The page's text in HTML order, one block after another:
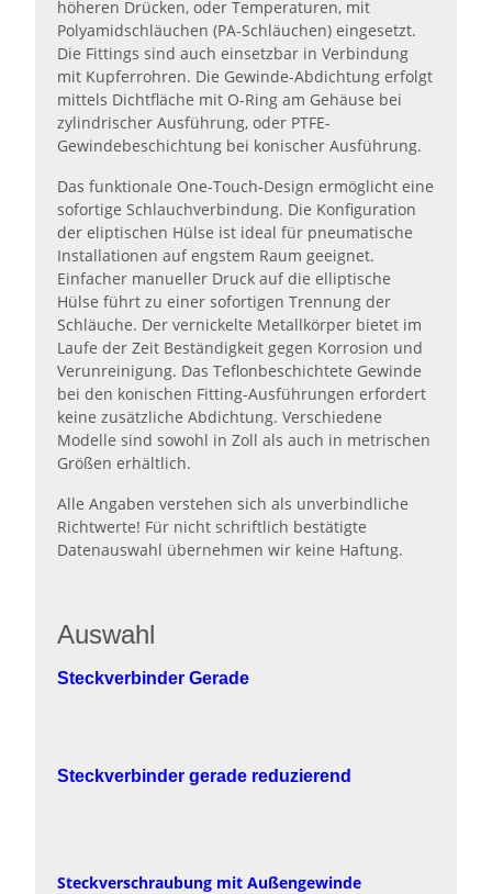
höheren Drücken, oder Temperaturen, mit
Polyamidschläuchen (PA-Schläuchen) eingesetzt.
Die Fittings sind auch einsetzbar in Verbindung
mit Kupferrohren. Die Gewinde-Abdichtung erfolgt
mittels Dichtfläche mit O-Ring am Gehäuse bei
zylindrischer Ausführung, oder PTFE-
Gewindebeschichtung bei konischer Ausführung.
Das funktionale One-Touch-Design ermöglicht eine
sofortige Schlauchverbindung. Die Konfiguration
der eliptischen Hülse ist ideal für pneumatische
Installationen auf engstem Raum geeignet.
Einfacher manueller Druck auf die elliptische
Hülse führt zu einer sofortigen Trennung der
Schläuche. Der vernickelte Metallkörper bietet im
Laufe der Zeit Beständigkeit gegen Korrosion und
Verunreinigung. Das Teflonbeschichtete Gewinde
bei den konischen Fitting-Ausführungen erfordert
keine zusätzliche Abdichtung. Verschiedene
Modelle sind sowohl in Zoll als auch in metrischen
Größen erhältlich.
Alle Angaben verstehen sich als unverbindliche
Richtwerte! Für nicht schriftlich bestätigte
Datenauswahl übernehmen wir keine Haftung.
Auswahl
Steckverbinder Gerade
Steckverbinder gerade reduzierend
Steckverschraubung mit Außengewinde